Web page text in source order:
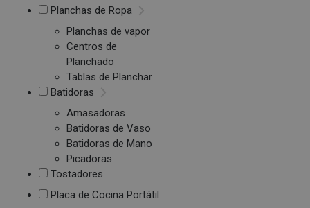
Planchas de Ropa
Planchas de vapor
Centros de
Planchado
Tablas de Planchar
Batidoras
Amasadoras
Batidoras de Vaso
Batidoras de Mano
Picadoras
Tostadores
Placa de Cocina Portátil